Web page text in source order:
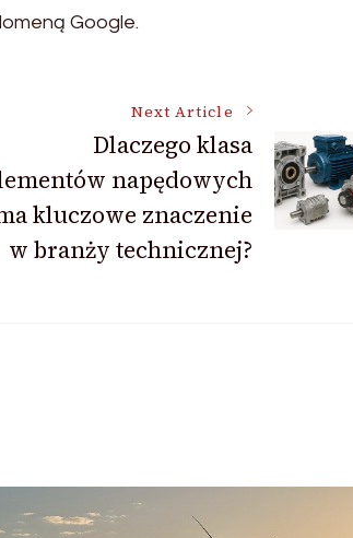
Google.
Next Article
Dlaczego klasa
napędowych
kluczowe znaczenie
w branży technicznej?